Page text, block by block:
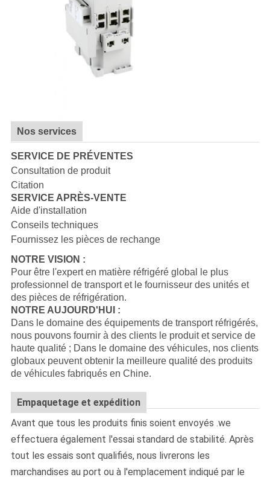
Nos services
SERVICE DE PRÉVENTES
Consultation de produit
Citation
SERVICE APRÈS-VENTE
Aide d'installation
Conseils techniques
Fournissez les pièces de rechange
NOTRE VISION :
Pour être l'expert en matière réfrigéré global le plus
professionnel de transport et le fournisseur des unités et
des pièces de réfrigération.
NOTRE AUJOURD'HUI :
Dans le domaine des équipements de transport réfrigérés,
nous pouvons fournir à des clients le produit et service de
haute qualité ; Dans le domaine des véhicules, nos clients
globaux peuvent obtenir la meilleure qualité des produits
de véhicules fabriqués en Chine.
Empaquetage et expédition
Avant que tous les produits finis soient envoyés .we
effectuera également l'essai standard de stabilité. Après
tout les essais sont qualifiés, nous livrerons les
marchandises au port ou à l'emplacement indiqué par le